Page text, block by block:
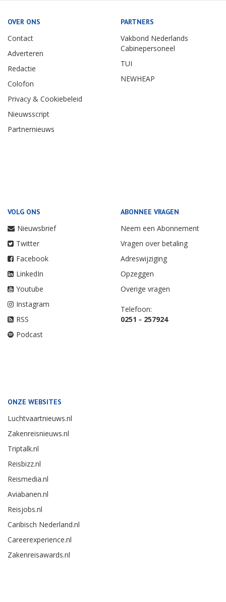
OVER ONS
Contact
Adverteren
Redactie
Colofon
Privacy & Cookiebeleid
Nieuwsscript
Partnernieuws
PARTNERS
Vakbond Nederlands
Cabinepersoneel
TUI
NEWHEAP
VOLG ONS
Nieuwsbrief
Twitter
Facebook
LinkedIn
Youtube
Instagram
RSS
Podcast
ABONNEE VRAGEN
Neem een Abonnement
Vragen over betaling
Adreswijziging
Opzeggen
Overige vragen
Telefoon:
0251 - 257924
ONZE WEBSITES
Luchtvaartnieuws.nl
Zakenreisnieuws.nl
Triptalk.nl
Reisbizz.nl
Reismedia.nl
Aviabanen.nl
Reisjobs.nl
Caribisch Nederland.nl
Careerexperience.nl
Zakenreisawards.nl